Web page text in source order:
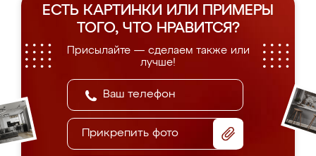
ЕСТЬ КАРТИНКИ ИЛИ ПРИМЕРЫ
ТОГО, ЧТО НРАВИТСЯ?
Присылайте — сделаем также или
лучше!
Прикрепить фото